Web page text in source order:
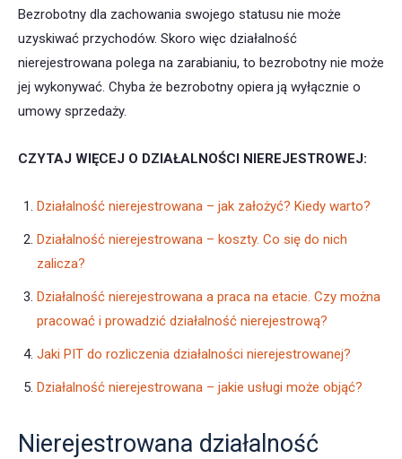
Bezrobotny dla zachowania swojego statusu nie może
uzyskiwać przychodów. Skoro więc działalność
nierejestrowana polega na zarabianiu, to bezrobotny nie może
jej wykonywać. Chyba że bezrobotny opiera ją wyłącznie o
umowy sprzedaży.
CZYTAJ WIĘCEJ O DZIAŁALNOŚCI NIEREJESTROWEJ:
Działalność nierejestrowana – jak założyć? Kiedy warto?
Działalność nierejestrowana – koszty. Co się do nich
zalicza?
Działalność nierejestrowana a praca na etacie. Czy można
pracować i prowadzić działalność nierejestrową?
Jaki PIT do rozliczenia działalności nierejestrowanej?
Działalność nierejestrowana – jakie usługi może objąć?
Nierejestrowana działalność